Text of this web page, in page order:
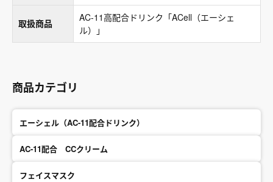
取扱商品
AC-11高配合ドリンク「ACell（エーシェ
ル）」
商品カテゴリ
エーシェル（AC-11配合ドリンク）
AC-11配合 CCクリーム
フェイスマスク